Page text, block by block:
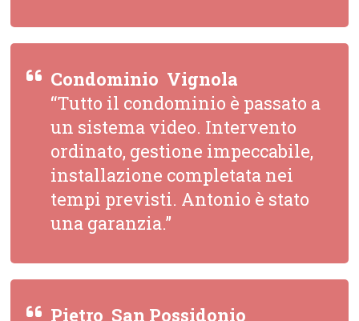
Condominio  Vignola
“Tutto il condominio è passato a
un sistema video. Intervento
ordinato, gestione impeccabile,
installazione completata nei
tempi previsti. Antonio è stato
una garanzia.”
Pietro  San Possidonio